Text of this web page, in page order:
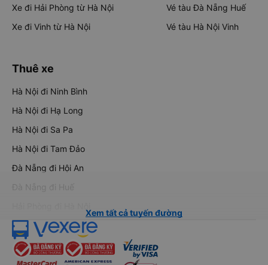
Xe đi Hải Phòng từ Hà Nội
Xe đi Vinh từ Hà Nội
Vé tàu Đà Nẵng Huế
Vé tàu Hà Nội Vinh
Thuê xe
Hà Nội đi Ninh Bình
Hà Nội đi Hạ Long
Hà Nội đi Sa Pa
Hà Nội đi Tam Đảo
Đà Nẵng đi Hội An
Đà Nẵng đi Huế
Xem tất cả tuyến đường